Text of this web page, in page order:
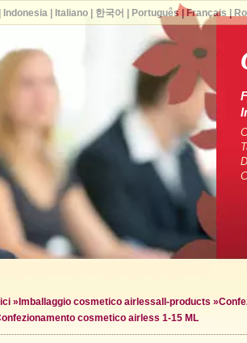
» Imballaggio cosmetico airlessall-products »
cosmetico airless 1-15 ML
Indonesia| Italiano| 한국어 Português Français